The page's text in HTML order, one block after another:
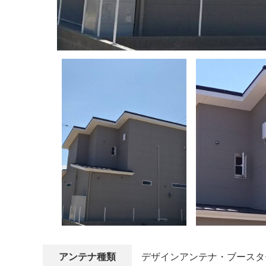
アンテナ種類 デザインアンテナ・ブース